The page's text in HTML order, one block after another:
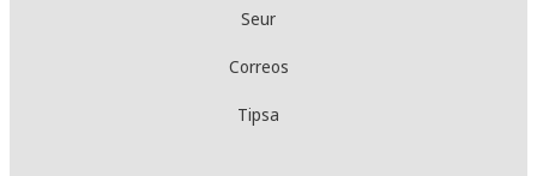
Seur
Correos
Tipsa